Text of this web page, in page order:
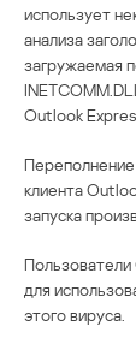
использует
анализа
загружаемая
Outlook
клиента
запуска
Пользователи
для
этого вируса.